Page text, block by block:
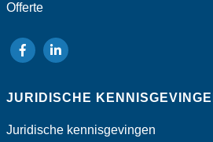
Offerte
volg
op
volg
op
JURIDISCHE
Juridische kennisgevingen